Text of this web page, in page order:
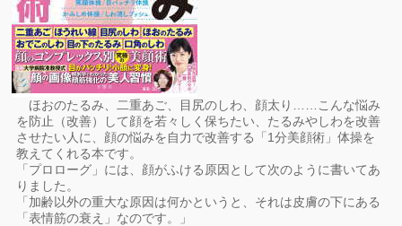
ほおのたるみ、二重あご、目尻のしわ、顔太り……こんな悩み
を防止（改善）して顔を若々しく保ちたい、たるみやしわを改善
させたい人に、顔の悩みを自力で改善する「1分美顔術」体操を
教えてくれる本です。
「プロローグ」には、顔がふける原因として次のように書いてあ
りました。
「加齢以外の重大な原因は何かというと、それは皮膚の下にある
「表情筋の衰え」なのです。」